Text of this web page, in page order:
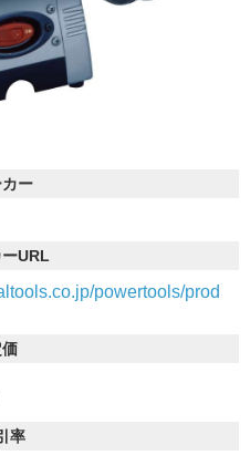
カー
ーURL
powertools/prod
率